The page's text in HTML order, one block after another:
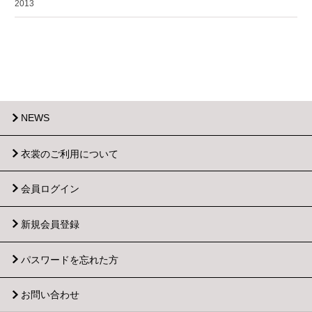
2013
NEWS
衣裳のご利用について
会員ログイン
新規会員登録
パスワードを忘れた方
お問い合わせ